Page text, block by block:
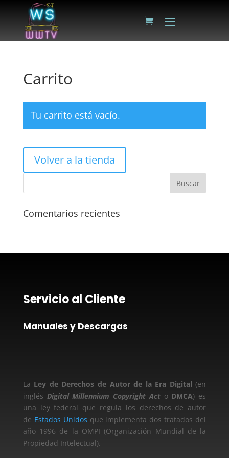
Carrito
Tu carrito está vacío.
Volver a la tienda
Comentarios recientes
Servicio al Cliente
Manuales y Descargas
La Ley de Derechos de Autor de la Era Digital (en
inglés Digital Millennium Copyright Act o DMCA) es
una ley federal que regula los derechos de autor
de Estados Unidos que implementa dos tratados del
año 1996 de la OMPI (Organización Mundial de la
Propiedad Intelectual).